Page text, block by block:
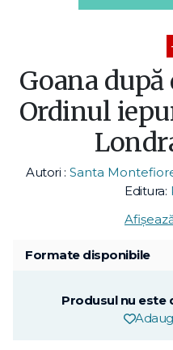
Goana
Ordinul
Autori : Santa
Editura:
Formate disponibile
Produsul nu este